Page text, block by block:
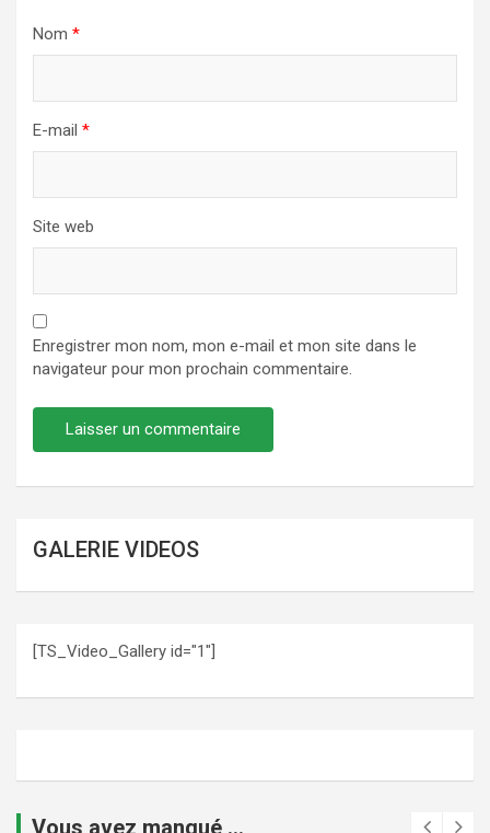
Nom *
E-mail *
Site web
Enregistrer mon nom, mon e-mail et mon site dans le
navigateur pour mon prochain commentaire.
GALERIE VIDEOS
[TS_Video_Gallery id="1"]
Vous avez manqué ...